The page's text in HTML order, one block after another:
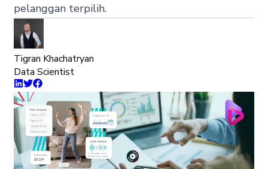
pelanggan terpilih.
Tigran Khachatryan
Data Scientist